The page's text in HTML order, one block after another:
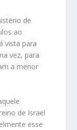
de
ao
vista para
vez, para
a menor
de Israel
esse